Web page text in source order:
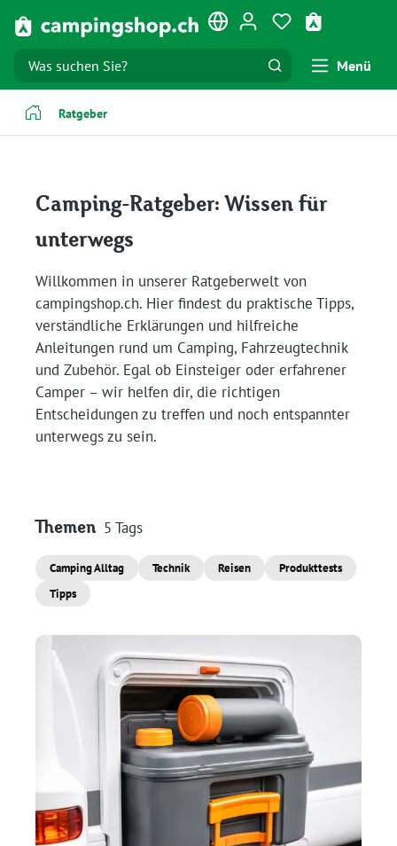
Zum Hauptinhalt springen Du hast 0
Menü
Ratgeber
Camping-Ratgeber: Wissen für
unterwegs
Willkommen in unserer Ratgeberwelt von
campingshop.ch. Hier findest du praktische Tipps,
verständliche Erklärungen und hilfreiche
Anleitungen rund um Camping, Fahrzeugtechnik
und Zubehör. Egal ob Einsteiger oder erfahrener
Camper – wir helfen dir, die richtigen
Entscheidungen zu treffen und noch entspannter
unterwegs zu sein.
Themen 5 Tags
Camping Alltag Technik Reisen
Produkttests
Tipps